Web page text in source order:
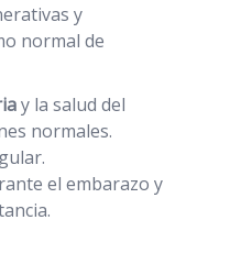
y
normal de
y la salud del
normales.
el embarazo y